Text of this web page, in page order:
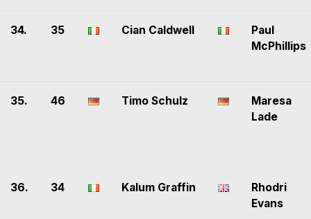
34. 35 Cian Caldwell
Paul
McPhillips
35. 46 Timo Schulz
Maresa
Lade
36. 34 Kalum Graffin
Rhodri
Evans